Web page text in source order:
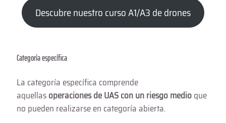
Descubre nuestro curso A1/A3 de drones
Categoría específica
La categoría específica comprende
aquellasoperaciones de UAS con un riesgo medioque
no pueden realizarse en categoría abierta.